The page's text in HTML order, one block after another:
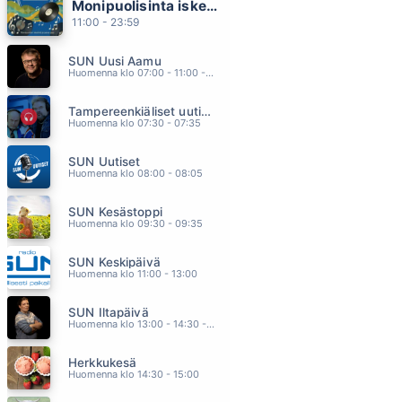
SUURI TULEVAISUUS
EI PANIKOIDA
ELEKIELTA
TÄHDET
RIVER DEEP MOUNTAIN HIGH
Monipuolisinta iskelmää ja parasta poppia
11:00 - 23:59
SUN Uusi Aamu
Huomenna klo 07:00 - 11:00 - Studiossa: Kimmo Hoivassilta
Tampereenkiäliset uutiset
Huomenna klo 07:30 - 07:35
SUN Uutiset
Huomenna klo 08:00 - 08:05
SUN Kesästoppi
Huomenna klo 09:30 - 09:35
SUN Keskipäivä
Huomenna klo 11:00 - 13:00
SUN Iltapäivä
Huomenna klo 13:00 - 14:30 - Studiossa: Kaisu Lämsä
Herkkukesä
Huomenna klo 14:30 - 15:00